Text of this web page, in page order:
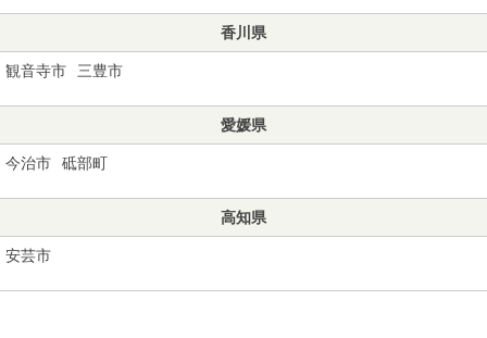
香川県
観音寺市 三豊市
愛媛県
今治市 砥部町
高知県
安芸市